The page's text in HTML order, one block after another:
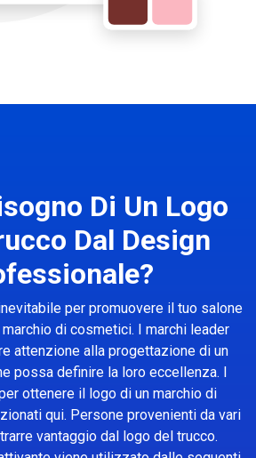
Di Un Logo
Dal Design
per promuovere il tuo salone
di cosmetici. I marchi leader
attenzione alla progettazione di un
possa definire la loro eccellenza. I
ottenere il logo di un marchio di
qui. Persone provenienti da vari
vantaggio dal logo del trucco.